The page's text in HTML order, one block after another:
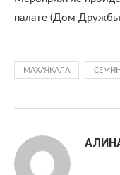
палате (Дом
МАХАЧКАЛА